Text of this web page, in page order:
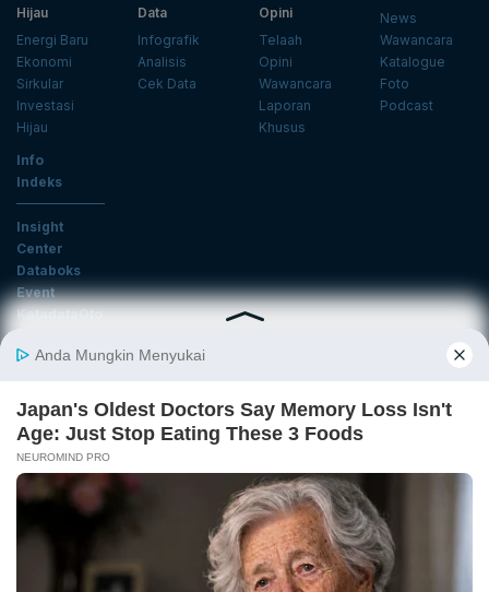
Hijau
Energi Baru
Ekonomi
Sirkular
Investasi
Hijau
Data
Infografik
Analisis
Cek Data
Opini
Telaah
Opini
Wawancara
Laporan
Khusus
News
Wawancara
Katalogue
Foto
Podcast
Info
Indeks
Insight
Center
Databoks
Event
KatadataOto
Email
Daftar
Tentang Katadata Advertising Karier
Pedoman Media Siber
Kebijakan Privasi
Disclaimer Hubungi Kami